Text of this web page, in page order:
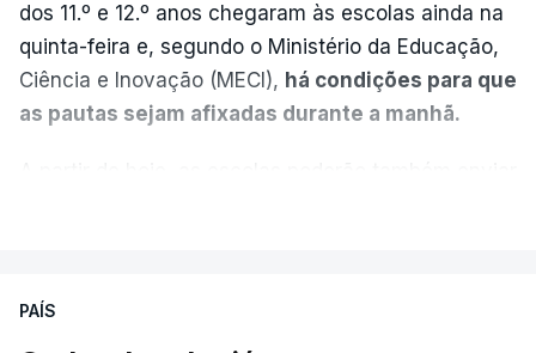
dos 11.º e 12.º anos chegaram às escolas ainda na
quinta-feira e, segundo o Ministério da Educação,
Ciência e Inovação (MECI), há condições para que
as pautas sejam afixadas durante a manhã.
PAÍS